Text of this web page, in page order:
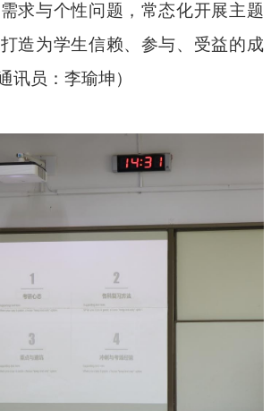
求与个性问题，常态化开展主题
造为学生信赖、参与、受益的成
讯员：李瑜坤）